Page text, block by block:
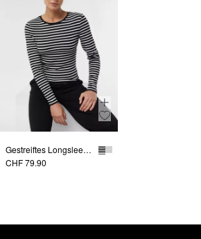
Gestreiftes Longsleeve aus Baumwolle
CHF 79.90